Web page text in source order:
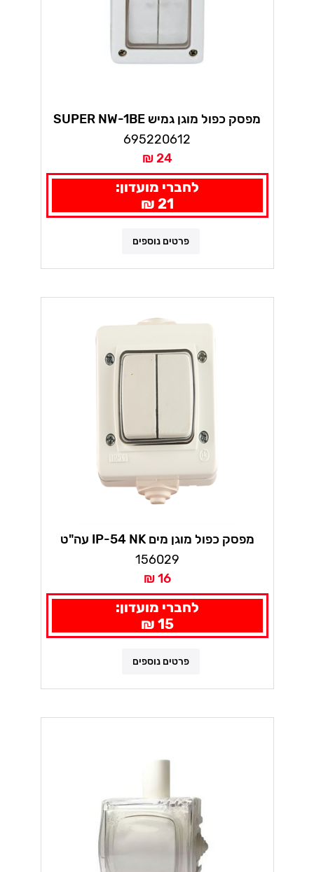
מפסק כפול מוגן גמיש SUPER NW-1BE
695220612
24 ₪
לחברי מועדון:
21 ₪
פרטים נוספים
מפסק כפול מוגן מים IP-54 NK עה"ט
156029
16 ₪
לחברי מועדון:
15 ₪
פרטים נוספים